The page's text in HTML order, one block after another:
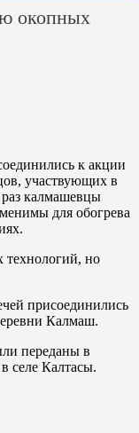
окопных
к акции
участвующих в
калмашевцы
для обогрева
технологий, но
присоединились
Калмаш.
переданы в
селе Калтасы.